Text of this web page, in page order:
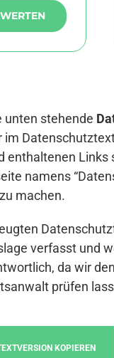
unten stehende
im
enthaltenen
namens
machen.
verfasst und
da wir
prüfen
KOPIEREN